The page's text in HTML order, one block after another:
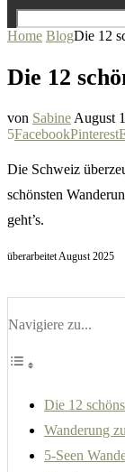
Home BlogDie 12
Die 12
von Sabine August
5FacebookPinterest
Die Schweiz
schönsten
geht’s.
überarbeitet August 2025
Navigiere zu...
Die 12
Wanderung
5-Seen